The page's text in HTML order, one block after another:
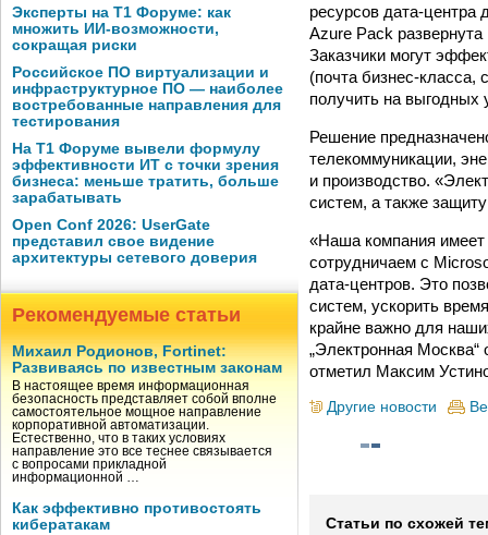
Эксперты на Т1 Форуме: как
множить ИИ-возможности,
сокращая риски
Российское ПО виртуализации и
инфраструктурное ПО — наиболее
востребованные направления для
тестирования
На Т1 Форуме вывели формулу
эффективности ИТ с точки зрения
бизнеса: меньше тратить, больше
зарабатывать
Open Conf 2026: UserGate
представил свое видение
архитектуры сетевого доверия
Рекомендуемые статьи
Михаил Родионов, Fortinet:
Развиваясь по известным законам
В настоящее время информационная
безопасность представляет собой вполне
самостоятельное мощное направление
корпоративной автоматизации.
Естественно, что в таких условиях
направление это все теснее связывается
с вопросами прикладной
информационной …
Как эффективно противостоять
кибератакам
ресурсов дата-
Azure Pack
Заказчики могут
(почта бизнес-
получить на выгодных
Решение
телекоммуникации,
и производство.
систем, а также
«Наша компания
сотрудничаем с
дата-центров. Это
систем, ускорить
крайне важно для
„Электронная
отметил Максим
Другие новости
Статьи по схожей